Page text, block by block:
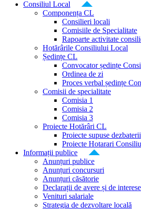
Consiliul Local
Componența CL
Consilieri locali
Comisiile de Specialitate
Rapoarte activitate
Hotărârile Consiliului Local
Ședințe CL
Convocator ședințe
Ordinea de zi
Proces verbal ședințe
Comisii de specialitate
Comisia 1
Comisia 2
Comisia 3
Proiecte Hotărâri CL
Proiecte supuse dezbaterii
Proiecte Hotarari
Informații publice
Anunțuri publice
Anunțuri concursuri
Anunțuri căsătorie
Declarații de avere și de interese
Venituri salariale
Strategia de dezvoltare locală